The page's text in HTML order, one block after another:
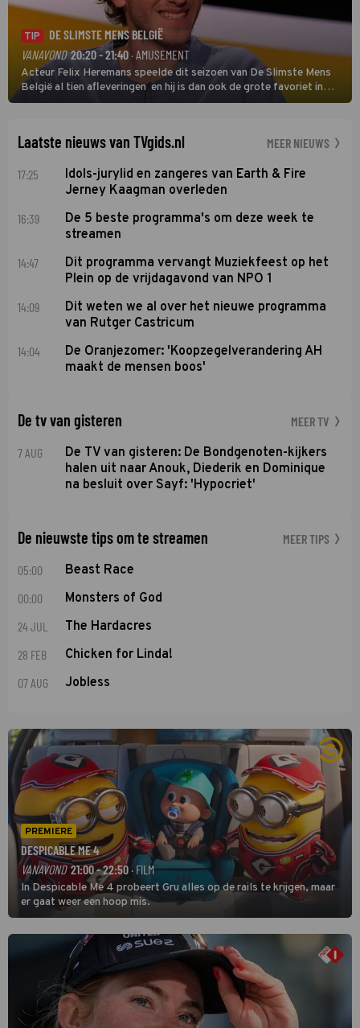
TIP
DE SLIMSTE MENS BELGIË
VANAVOND 20:20 - 21:40· AMUSEMENT
Acteur Felix Heremans speelde dit seizoen van De Slimste Mens
België al tien afleveringen en hij is dan ook de grote favoriet in
deze seizoensfinale. En er is Nederlandse inbreng, want komiek
Laatste nieuws van TVgids.nl MEER NIEUWS
17:25
Idols-jurylid en zangeres van Earth & Fire
Jerney Kaagman overleden
16:39
De 5 beste programma's om deze week te
streamen
14:47
Dit programma vervangt Muziekfeest op het
Plein op de vrijdagavond van NPO 1
14:09
Dit weten we al over het nieuwe programma
van Rutger Castricum
14:04
De Oranjezomer: 'Koopzegelverandering AH
maakt de mensen boos'
De tv van gisteren MEER TV
7 AUG
De TV van gisteren: De Bondgenoten-kijkers
halen uit naar Anouk, Diederik en Dominique
na besluit over Sayf: 'Hypocriet'
De nieuwste tips om te streamen MEER TIPS
05:00 Beast Race
00:00 Monsters of God
24 JUL The Hardacres
28 FEB Chicken for Linda!
07 AUG Jobless
PREMIERE
DESPICABLE ME 4
VANAVOND 21:00 - 22:50 · FILM
In Despicable Me 4 probeert Gru alles op de rails te krijgen, maar
er gaat weer een hoop mis.